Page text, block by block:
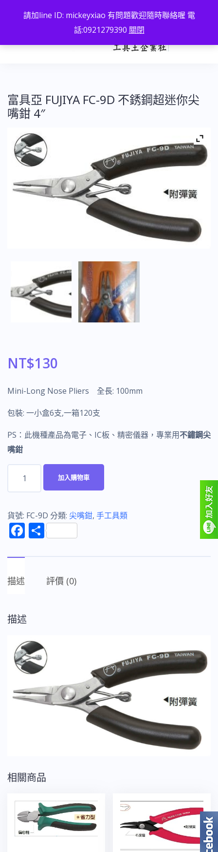
富具亞 FUJIYA FC-9D 不銹鋼超迷你尖
嘴鉗 4″
NT$130
Mini-Long Nose Pliers 全長: 100mm
包裝: 一小盒6支,一箱120支
PS：此機種產品為電子、IC板、精密儀器，專業用不鏽鋼尖
嘴鉗
FUJIYA
FC-
不
鋼
迷
嘴
4"
加入購物車
貨號: FC-9D 分類: 尖嘴鉗, 手工具類
F
k
分
描述 評價 (0)
描述
相關商品
請加line ID: mickeyxiao 有問題歡迎隨時聯絡喔 電
話:0921279390 關閉